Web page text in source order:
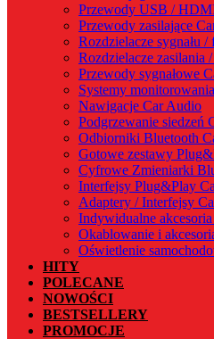
Przewody USB /
Przewody zasilające
Rozdzielacze sygnału
Rozdzielacze zasilania
Przewody sygnałowe
Systemy
Nawigacje Car Audio
Podgrzewanie siedzeń
Odbiorniki Bluetooth
Gotowe zestawy
Cyfrowe Zmieniarki
Interfejsy Plug&Play
Adaptery / Interfejsy
Indywidualne
Okablowanie i
Oświetlenie
HITY
POLECANE
NOWOŚCI
BESTSELLERY
PROMOCJE